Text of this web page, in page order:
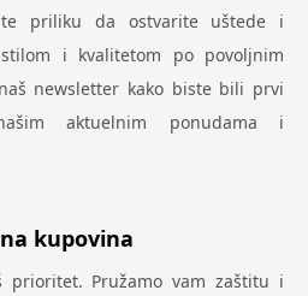
priliku da ostvarite uštede i
i kvalitetom po povoljnim
newsletter kako biste bili prvi
aktuelnim ponudama i
kupovina
prioritet. Pružamo vam zaštitu i